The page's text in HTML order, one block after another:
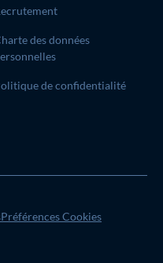
des données
de confidentialité
Préférences Cookies